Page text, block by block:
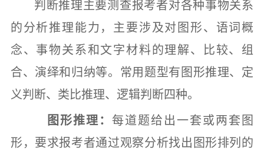
判断推理主要测查报考者对各种事物关系
的分析推理能力，主要涉及对图形、语词概
念、事物关系和文字材料的理解、比较、组
合、演绎和归纳等。常用题型有图形推理、定
义判断、类比推理、逻辑判断四种。
图形推理： 每道题给出一套或两套图
形，要求报考者通过观察分析找出图形排列的